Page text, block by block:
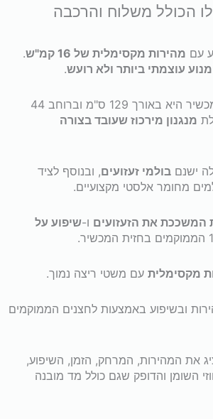
הכולל משלוח והרכבה
עם מהירות מקסימלית של 16 קמ"ש
.
מנוע עוצמתי ביותר ולא רועש.
מסילת הריצה של המכשיר היא באורך 129 ס"מ וברוחב 44
מנגנון מירכוז שעובד בצורה
ישנם בולמי זעזועים, ובנוסף לציד
מחומר אלסטי מקצועיים.
המשככת את הזעזועים ו-שיפוע על
מקסימלית עם משטי ריצה נמוך.
ובשיפוע באמצעות לחצנים הממוקמים
את המהירות, המרחק, הזמן, השיפוע,
השומן והדופק שגם כולל מד מובנה